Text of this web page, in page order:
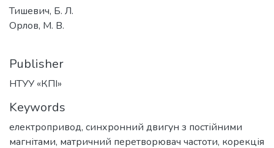
Тишевич, Б. Л.
Орлов, М. В.
Publisher
НТУУ «КПІ»
Keywords
електропривод, синхронний двигун з постійними
магнітами, матричний перетворювач частоти, корекція